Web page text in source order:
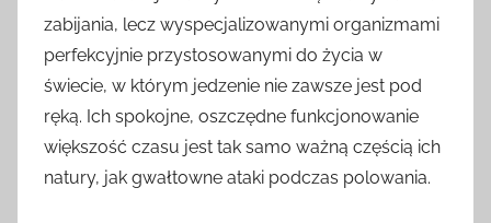
zabijania, lecz wyspecjalizowanymi organizmami
perfekcyjnie przystosowanymi do życia w
świecie, w którym jedzenie nie zawsze jest pod
ręką. Ich spokojne, oszczędne funkcjonowanie
większość czasu jest tak samo ważną częścią ich
natury, jak gwałtowne ataki podczas polowania.